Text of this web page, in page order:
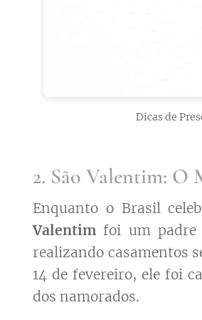
Dicas de
2. São Valentim: O
Enquanto o Brasil
Valentim foi um padre
realizando casamentos
14 de fevereiro, ele foi
dos namorados.